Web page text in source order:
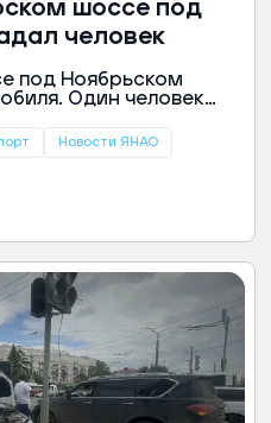
шоссе под
человек
под Ноябрьском
Один человек
Новости ЯНАО